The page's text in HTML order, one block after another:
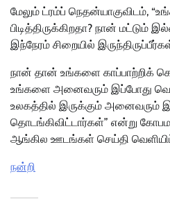
மேலும் ட்ரம்ப் நெதன்யாகுவிடம்,
பிடித்திருக்கிறதா? நான்
இந்நேரம் சிறையில்
நான் தான் உங்களை காப்பாற்றிக்
உங்களை அனைவரும் இப்போது
உலகத்தில் இருக்கும் அனைவரும்
தொடங்கிவிட்டார்கள்” என்று
ஆங்கில ஊடங்கள் செய்தி
நன்றி